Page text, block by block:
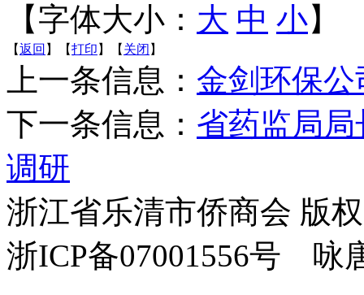
【字体大小： 大 中 小】
【返回 】【打印 】【 关闭 】
上一条信息： 金剑环保
下一条信息： 省药监局
调研
浙江省乐清市侨商会 版
浙ICP备07001556号 咏